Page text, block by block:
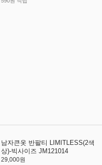
남자큰옷 반팔티 LIMITLESS(2색
상)-빅사이즈 JM121014
29,000원